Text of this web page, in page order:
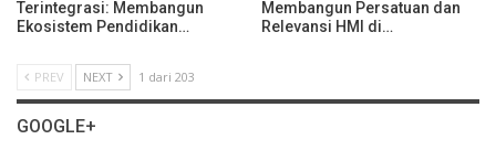
Terintegrasi: Membangun
Ekosistem Pendidikan…
Membangun Persatuan dan
Relevansi HMI di…
PREV NEXT 1 dari 203
GOOGLE+